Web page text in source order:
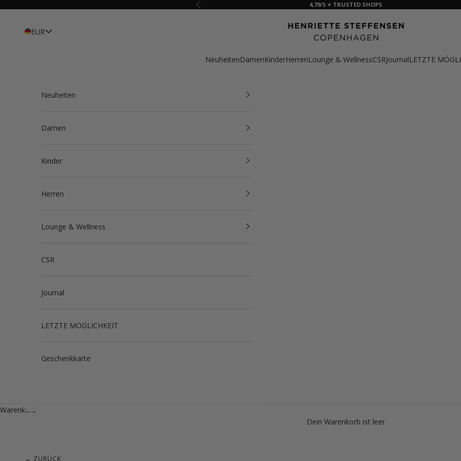
Zurück 4,79/5 ⭐ TRUSTED SHOPS
EUR HSCPH
NeuheitenDamenKinderHerrenLounge & WellnessCSRJournalLETZTE
Neuheiten
Damen
Kinder
Herren
Lounge & Wellness
CSR
Journal
LETZTE MÖGLICHKEIT
Geschenkkarte
Warenkorb
Dein Warenkorb ist leer
← ZURÜCK